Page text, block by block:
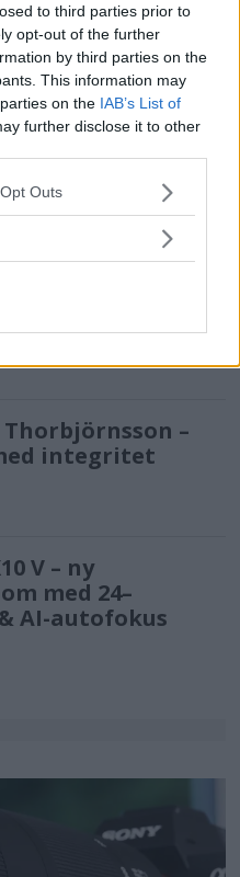
to third parties prior to
opt-out of the further
by third parties on the
This information may
on the IAB’s List of
further disclose it to other
uses one or more Google
You may click to
purposes in below Google
Outs
bud på
kan vara värt
kronor
Sveriges nya
till Göteborg,
telezoom för
Thorbjörnsson –
integritet
V – ny
med 24–
AI-autofokus